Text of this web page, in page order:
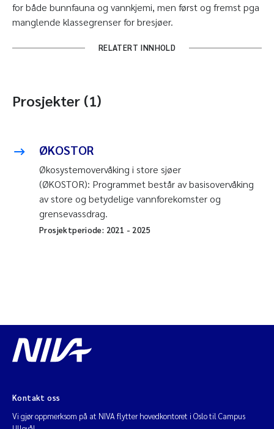
for både bunnfauna og vannkjemi, men først og fremst pga
manglende klassegrenser for bresjøer.
RELATERT INNHOLD
Prosjekter (1)
ØKOSTOR
Økosystemovervåking i store sjøer
(ØKOSTOR): Programmet består av basisovervåking
av store og betydelige vannforekomster og
grensevassdrag.
Prosjektperiode: 2021 - 2025
Kontakt oss
Vi gjør oppmerksom på at NIVA flytter hovedkontoret i Oslo til Campus